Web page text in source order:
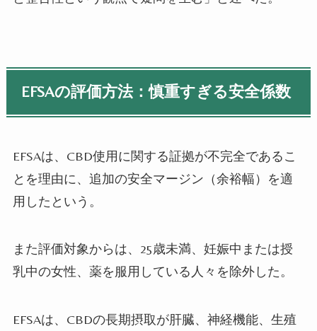
EFSAの評価方法：慎重すぎる安全係数
EFSAは、CBD使用に関する証拠が不完全であるこ
とを理由に、追加の安全マージン（余裕幅）を適
用したという。
また評価対象からは、25歳未満、妊娠中または授
乳中の女性、薬を服用している人々を除外した。
EFSAは、CBDの長期摂取が肝臓、神経機能、生殖